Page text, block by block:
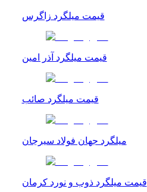
قیمت میلگرد زاگرس
قیمت میلگرد آذر امین
قیمت میلگرد صائب
میلگرد جهان فولاد سیرجان
قیمت میلگرد ذوب و نورد کرمان